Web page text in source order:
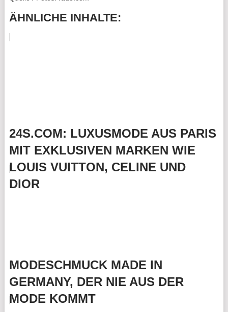
ÄHNLICHE INHALTE:
24S.COM: LUXUSMODE AUS PARIS
MIT EXKLUSIVEN MARKEN WIE
LOUIS VUITTON, CELINE UND
DIOR
MODESCHMUCK MADE IN
GERMANY, DER NIE AUS DER
MODE KOMMT